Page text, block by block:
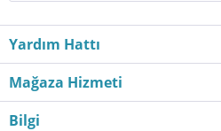
Yardım Hattı
Mağaza Hizmeti
Bilgi